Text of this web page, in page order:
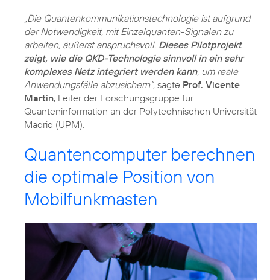
„Die Quantenkommunikationstechnologie ist aufgrund
der Notwendigkeit, mit Einzelquanten-Signalen zu
arbeiten, äußerst anspruchsvoll. Dieses Pilotprojekt
zeigt, wie die QKD-Technologie sinnvoll in ein sehr
komplexes Netz integriert werden kann, um reale
Anwendungsfälle abzusichern“, sagte Prof. Vicente
Martin, Leiter der Forschungsgruppe für
Quanteninformation an der Polytechnischen Universität
Madrid (UPM).
Quantencomputer berechnen
die optimale Position von
Mobilfunkmasten